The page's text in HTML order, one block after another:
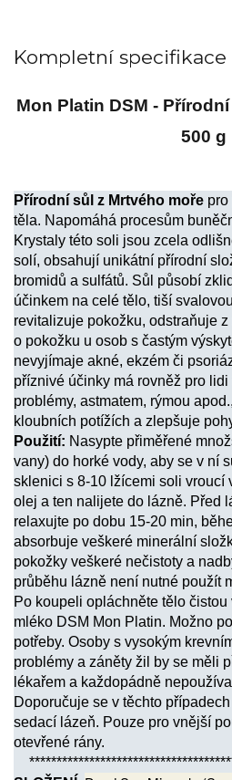
Kompletní specifikace
Mon Platin DSM -
500 g
Přírodní sůl z Mrtvého moře pro
těla. Napomáhá procesům
Krystaly této soli jsou zcela
solí, obsahují unikátní přírodní
bromidů a sulfátů. Sůl působí
účinkem na celé tělo, tiší
revitalizuje pokožku, odstraňuje
o pokožku u osob s častým
nevyjímaje akné, ekzém či
příznivé účinky má rovněž pro
problémy, astmatem, rýmou
kloubních potížích a zlepšuje
Použití: Nasypte přiměřené
vany) do horké vody, aby se v ní
sklenici s 8-10 lžícemi soli vroucí
olej a ten nalijete do lázně. Před
relaxujte po dobu 15-20 min,
absorbuje veškeré minerální
pokožky veškeré nečistoty a
průběhu lázně není nutné použít
Po koupeli opláchněte tělo
mléko DSM Mon Platin. Možno
potřeby. Osoby s vysokým
problémy a záněty žil by se měli
lékařem a každopádně
Doporučuje se v těchto
sedací lázeň. Pouze pro vnější
otevřené rány.